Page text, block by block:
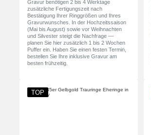
Gravur benötigen 2 bis 4 Werktage
zusätzliche Fertigungszeit nach
Bestätigung Ihrer Ringgrößen und Ihres
Gravurwunsches. In der Hochzeitssaison
(Mai bis August) sowie vor Weihnachten
und Silvester steigt die Nachfrage —
planen Sie hier zusätzlich 1 bis 2 Wochen
Puffer ein. Haben Sie einen festen Termin,
bestellen Sie Ihre inklusive Gravur am
besten frühzeitig.
TOP